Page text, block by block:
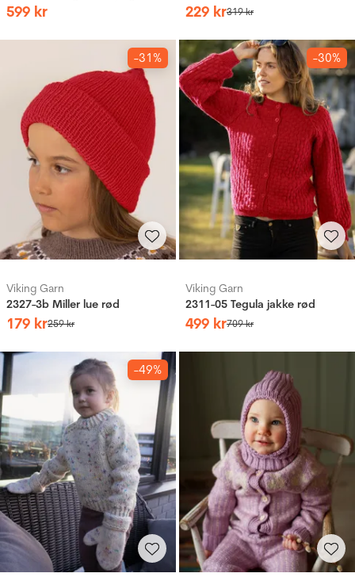
599 kr 229 kr319kr
-31%
Viking Garn
2327-3b Miller lue rød
179 kr259kr
-30%
Viking Garn
2311-05 Tegula jakke rød
499 kr709kr
-49%